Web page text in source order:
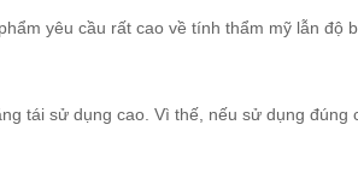
yêu cầu rất cao về tính thẩm mỹ lẫn độ
tái sử dụng cao. Vì thế, nếu sử dụng đúng